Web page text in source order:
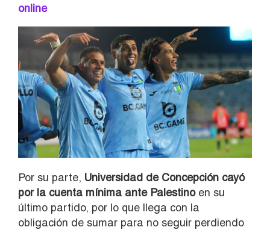
online
Por su parte, Universidad de Concepción cayó
por la cuenta mínima ante Palestinoen su
último partido, por lo que llega con la
obligación de sumar para no seguir perdiendo